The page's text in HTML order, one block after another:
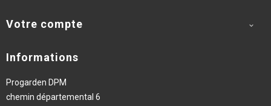
Votre compte 
Informations
Progarden DPM
chemin départemental 6